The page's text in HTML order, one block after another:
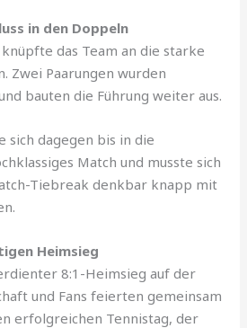
in den Doppeln
das Team an die starke
Zwei Paarungen wurden
bauten die Führung weiter aus.
sich dagegen bis in die
Match und musste sich
Tiebreak denkbar knapp mit
Heimsieg
8:1-Heimsieg auf der
und Fans feierten gemeinsam
erfolgreichen Tennistag, der